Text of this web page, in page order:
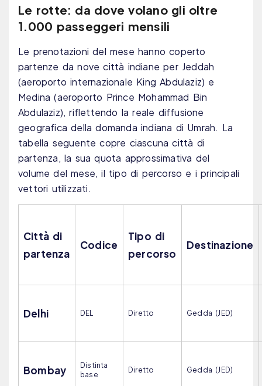
Le rotte: da dove volano gli oltre
1.000 passeggeri mensili
Le prenotazioni del mese hanno coperto
partenze da nove città indiane per Jeddah
(aeroporto internazionale King Abdulaziz) e
Medina (aeroporto Prince Mohammad Bin
Abdulaziz), riflettendo la reale diffusione
geografica della domanda indiana di Umrah. La
tabella seguente copre ciascuna città di
partenza, la sua quota approssimativa del
volume del mese, il tipo di percorso e i principali
vettori utilizzati.
Città di
partenza
Codice
Tipo di
percorso
Destinazione
Delhi DEL Diretto Gedda (JED)
Bombay
Distinta
base
Diretto Gedda (JED)